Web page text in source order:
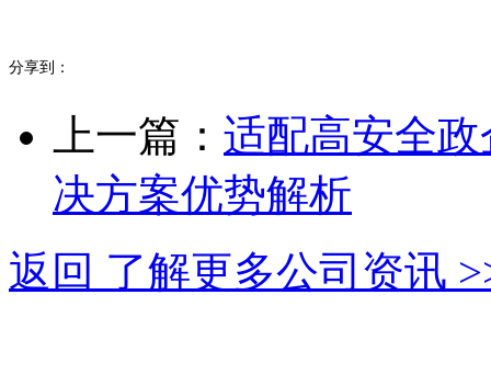
分享到：
上一篇： 适配高安全
决方案优势解析
返回 了解更多公司资讯